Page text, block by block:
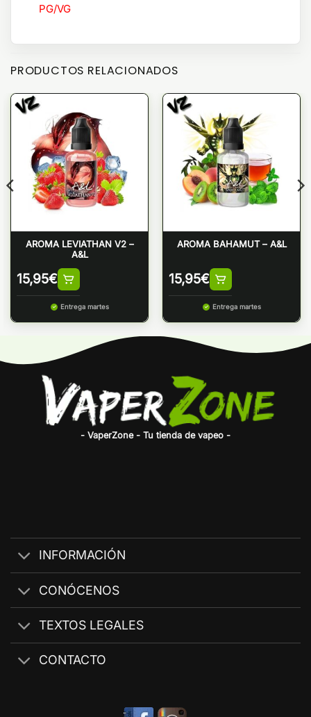
PG/VG
PRODUCTOS RELACIONADOS
AROMA LEVIATHAN V2 –
A&L
15,95€
Entrega martes
AROMA BAHAMUT – A&L
15,95€
Entrega martes
- VaperZone - Tu tienda de vapeo -
INFORMACIÓN
CONÓCENOS
TEXTOS LEGALES
CONTACTO